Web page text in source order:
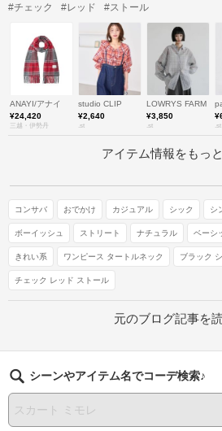
#チェック #レッド #ストール
ANAYI/アナイ
¥24,420
三越・伊勢丹
studio CLIP
¥2,640
.st
LOWRYS FARM
¥3,850
.st .st
アイテム情報をもっ
コンサバ おでかけ カジュアル シック シ
ボーイッシュ ストリート ナチュラル ベーシ
きれい系 ワンピース タートルネック ブラック
チェック レッド ストール
元のブログ記事を
シーンやアイテム名でコーデ検索♪